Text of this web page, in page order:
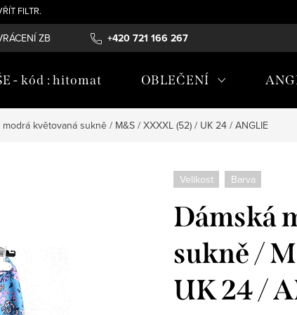
FILTR.
+420 721 166 267
ZBOŽÍ , REKLAMAČNÍ ŘÁD, ÚDRŽBA MATERIÁLŮ
- kód : hitomat OBLEČENÍ
modrá květovaná sukně / M&S / XXXXL (52) / UK 24 / ANGLIE
Velikost Barva
Dámská
sukně /
UK 24 /